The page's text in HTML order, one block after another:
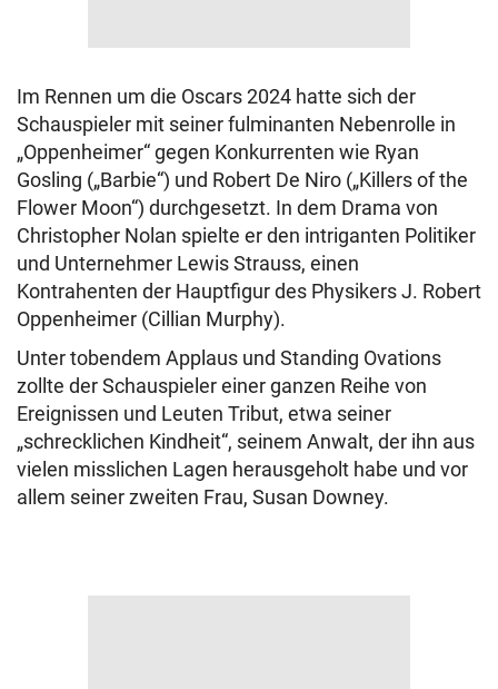
Im Rennen um die Oscars 2024 hatte sich der
Schauspieler mit seiner fulminanten Nebenrolle in
„Oppenheimer“ gegen Konkurrenten wie Ryan
Gosling („Barbie“) und Robert De Niro („Killers of the
Flower Moon“) durchgesetzt. In dem Drama von
Christopher Nolan spielte er den intriganten Politiker
und Unternehmer Lewis Strauss, einen
Kontrahenten der Hauptfigur des Physikers J. Robert
Oppenheimer (Cillian Murphy).
Unter tobendem Applaus und Standing Ovations
zollte der Schauspieler einer ganzen Reihe von
Ereignissen und Leuten Tribut, etwa seiner
„schrecklichen Kindheit“, seinem Anwalt, der ihn aus
vielen misslichen Lagen herausgeholt habe und vor
allem seiner zweiten Frau, Susan Downey.